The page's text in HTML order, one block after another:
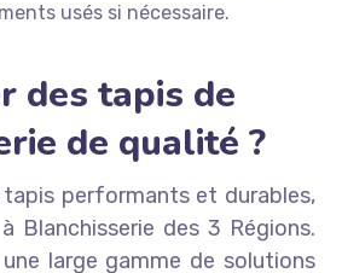
usés si nécessaire.
des tapis de
de qualité ?
performants et durables,
Blanchisserie des 3 Régions.
large gamme de solutions